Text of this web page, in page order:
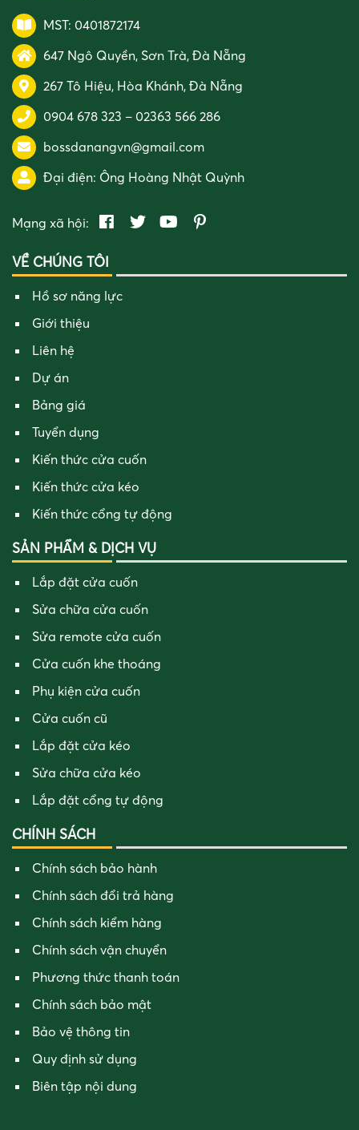
MST: 0401872174
647 Ngô Quyền, Sơn Trà, Đà Nẵng
267 Tô Hiệu, Hòa Khánh, Đà Nẵng
0904 678 323 – 02363 566 286
bossdanangvn@gmail.com
Đại điện: Ông Hoàng Nhật Quỳnh
Mạng xã hội:
VỀ CHÚNG TÔI
Hồ sơ năng lực
Giới thiệu
Liên hệ
Dự án
Bảng giá
Tuyển dụng
Kiến thức cửa cuốn
Kiến thức cửa kéo
Kiến thức cổng tự động
SẢN PHẨM & DỊCH VỤ
Lắp đặt cửa cuốn
Sửa chữa cửa cuốn
Sửa remote cửa cuốn
Cửa cuốn khe thoáng
Phụ kiện cửa cuốn
Cửa cuốn cũ
Lắp đặt cửa kéo
Sửa chữa cửa kéo
Lắp đặt cổng tự động
CHÍNH SÁCH
Chính sách bảo hành
Chính sách đổi trả hàng
Chính sách kiểm hàng
Chính sách vận chuyển
Phương thức thanh toán
Chính sách bảo mật
Bảo vệ thông tin
Quy định sử dụng
Biên tập nội dung